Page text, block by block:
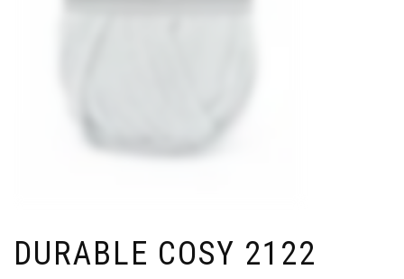
DURABLE COSY 2122